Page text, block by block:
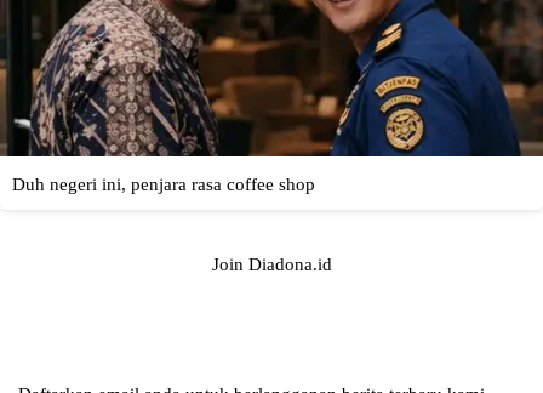
Join Diadona.id